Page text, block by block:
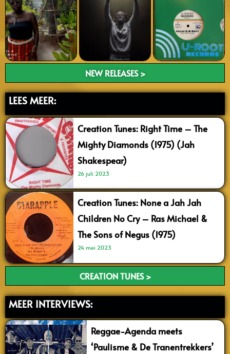
NEW RELEASES >
LEES MEER:
Creation Tunes: Right Time – The
Mighty Diamonds (1975) (Jah
Shakespear)
26 juli 2023
Creation Tunes: None a Jah Jah
Children No Cry – Ras Michael &
The Sons of Negus (1975)
24 mei 2023
CREATION TUNES >
MEER INTERVIEWS:
Reggae-Agenda meets
‘Paulisme & De Tranentrekkers’